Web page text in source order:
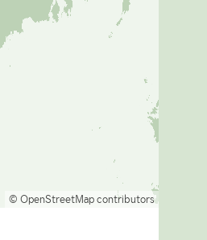
© OpenStreetMap contributors